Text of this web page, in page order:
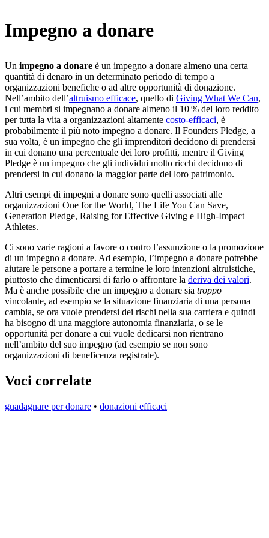
Impegno a donare
Un impegno a donare è un impegno a donare almeno una certa
quantità di denaro in un determinato periodo di tempo a
organizzazioni benefiche o ad altre opportunità di donazione.
Nell’ambito dell’altruismo efficace, quello di Giving What We Can,
i cui membri si impegnano a donare almeno il 10 % del loro reddito
per tutta la vita a organizzazioni altamente costo-efficaci, è
probabilmente il più noto impegno a donare. Il Founders Pledge, a
sua volta, è un impegno che gli imprenditori decidono di prendersi
in cui donano una percentuale dei loro profitti, mentre il Giving
Pledge è un impegno che gli individui molto ricchi decidono di
prendersi in cui donano la maggior parte del loro patrimonio.
Altri esempi di impegni a donare sono quelli associati alle
organizzazioni One for the World, The Life You Can Save,
Generation Pledge, Raising for Effective Giving e High-Impact
Athletes.
Ci sono varie ragioni a favore o contro l’assunzione o la promozione
di un impegno a donare. Ad esempio, l’impegno a donare potrebbe
aiutare le persone a portare a termine le loro intenzioni altruistiche,
piuttosto che dimenticarsi di farlo o affrontare la deriva dei valori.
Ma è anche possibile che un impegno a donare sia troppo
vincolante, ad esempio se la situazione finanziaria di una persona
cambia, se ora vuole prendersi dei rischi nella sua carriera e quindi
ha bisogno di una maggiore autonomia finanziaria, o se le
opportunità per donare a cui vuole dedicarsi non rientrano
nell’ambito del suo impegno (ad esempio se non sono
organizzazioni di beneficenza registrate).
Voci correlate
guadagnare per donare • donazioni efficaci